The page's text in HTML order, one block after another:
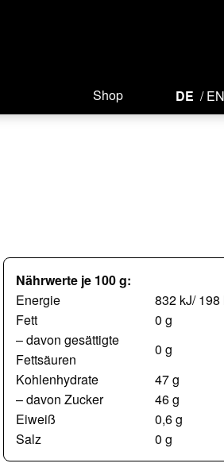
Shop DE EN
Nährwerte je 100 g:
Energie
832 kJ/ 198
Fett
0 g
– davon gesättigte
Fettsäuren
0 g
Kohlenhydrate
47 g
– davon Zucker
46 g
Eiweiß
0,6 g
Salz
0 g